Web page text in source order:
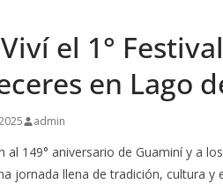
el 1°
en Lago
admin
al 149° aniversario de Guaminí y a
jornada llena de tradición, cultura y